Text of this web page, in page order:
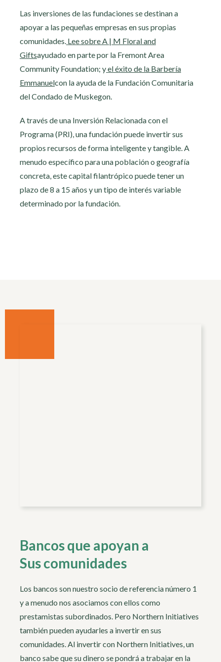
Las inversiones de las fundaciones se destinan a
apoyar a las pequeñas empresas en sus propias
comunidades. Lee sobre A | M Floral and
Giftsayudado en parte por la Fremont Area
Community Foundation; yel éxito de la Barbería
Emmanuelcon la ayuda de la Fundación Comunitaria
del Condado de Muskegon.
A través de una Inversión Relacionada con el
Programa (PRI), una fundación puede invertir sus
propios recursos de forma inteligente y tangible. A
menudo específico para una población o geografía
concreta, este capital filantrópico puede tener un
plazo de 8 a 15 años y un tipo de interés variable
determinado por la fundación.
Bancos que apoyan a
Sus comunidades
Los bancos son nuestro socio de referencia número 1
y a menudo nos asociamos con ellos como
prestamistas subordinados. Pero Northern Initiatives
también pueden ayudarles a invertir en sus
comunidades. Al invertir con Northern Initiatives, un
banco sabe que su dinero se pondrá a trabajar en la